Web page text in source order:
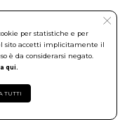
da Vinci, 40 -
(RM)
Capitale
00015 Monterotondo
per statistiche e per
sito accetti implicitamente il
è da considerarsi negato.
qui.
TUTTI